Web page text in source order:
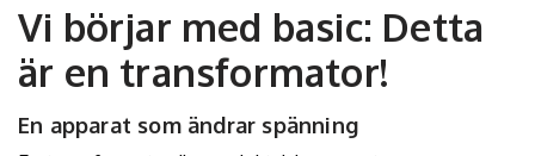
Vi börjar med basic: Detta
är en transformator!
En apparat som ändrar spänning